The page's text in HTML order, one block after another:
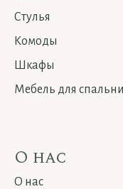
Стулья
Комоды
Шкафы
Мебель для спальни
О нас
О нас